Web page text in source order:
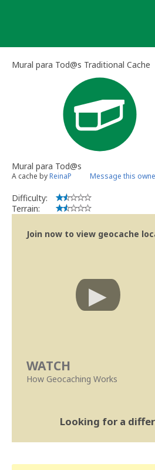
Mural para Tod@s Traditional Cache
Mural para Tod@s
A cache byReinaP Message this
Difficulty:
Terrain:
Join now to view geocache
WATCH
How Geocaching Works
Looking for a